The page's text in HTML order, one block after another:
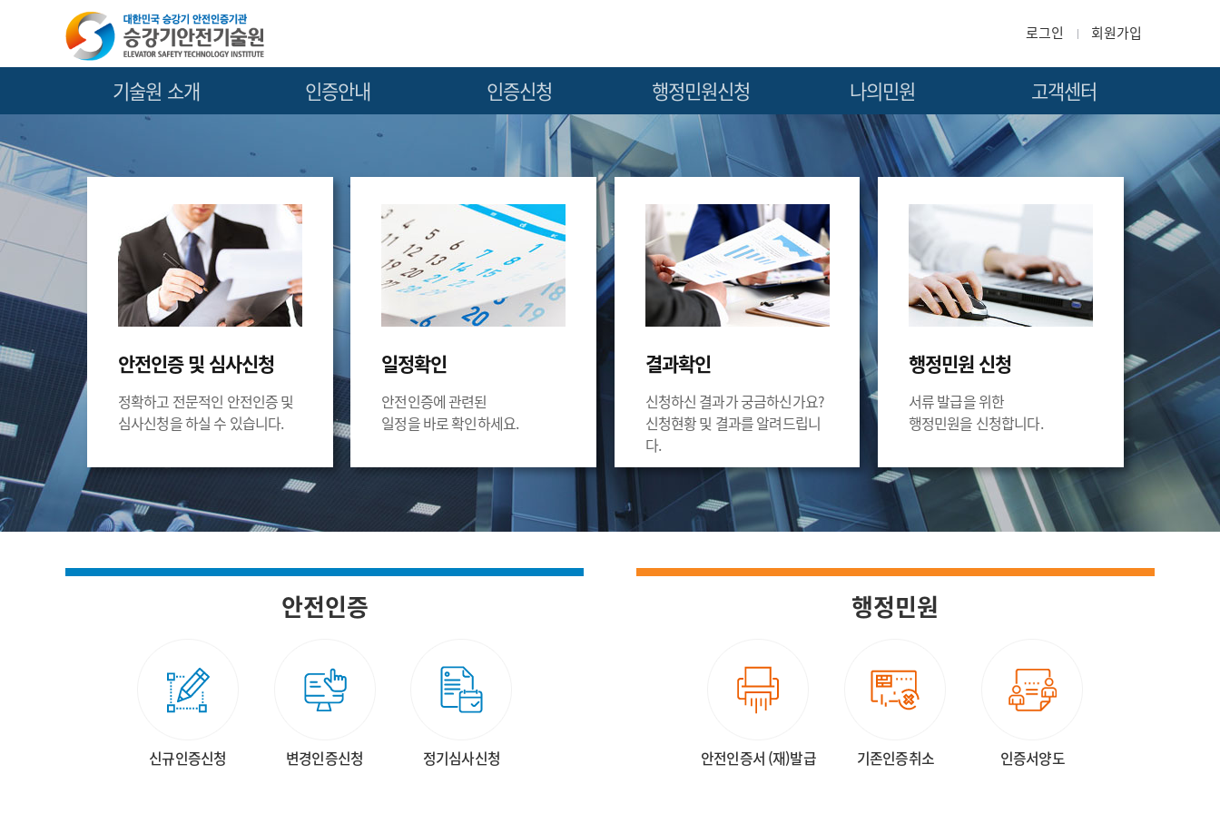
로그인 회원가입
기술원 소개
기술원 소개
조직도
찾아오시는길
인증안내
안전인증 절차안내
안전인증수수료(품목별)
인증신청
승강기 안전인증신청
부품안전인증면제 신청
승강기안전인증면제 신청
행정민원신청
인증서 (재)발급 신청
인증반납 신청
인증서양도 신청
나의민원
안전인증신청현황
안전인증발급현황
소속직원관리
소속공장관리
고객센터
공지사항
자주하는질문
이용안내
민원서식
안전인증 및 심사신청
정확하고 전문적인 안전인증 및
심사신청을 하실 수 있습니다.
일정확인
안전인증에 관련된
일정을 바로 확인하세요.
결과확인
신청하신 결과가 궁금하신가요?
신청현황 및 결과를 알려드립니
다.
행정민원 신청
서류 발급을 위한
행정민원을 신청합니다.
안전인증
신규인증신청 변경인증신청 정기심사신청
행정민원
안전인증서 (재)발급 기존인증취소 인증서양도